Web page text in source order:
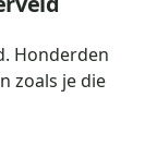
Honderden
zoals je die